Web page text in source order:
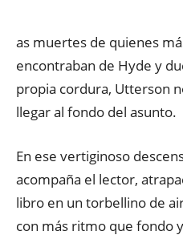
as muertes de quienes
encontraban de Hyde y
propia cordura, Utterson
llegar al fondo del asunto.
En ese vertiginoso
acompaña el lector,
libro en un torbellino de
con más ritmo que fondo